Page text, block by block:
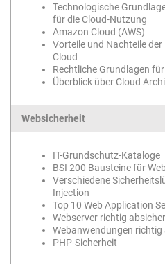
Technologische
für die Cloud-Nutzung
Amazon Cloud (AWS)
Vorteile und Nachteile der
Cloud
Rechtliche Grundlagen
Überblick über Cloud
Websicherheit
IT-Grundschutz-Kataloge
BSI 200 Bausteine für
Verschiedene
Injection
Top 10 Web Application
Webserver richtig
Webanwendungen richtig
PHP-Sicherheit